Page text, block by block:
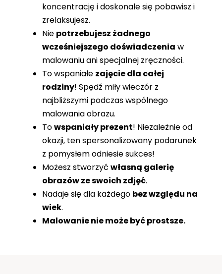
koncentrację i doskonale się pobawisz i
zrelaksujesz.
Nie potrzebujesz żadnego
wcześniejszego doświadczenia w
malowaniu ani specjalnej zręczności.
To wspaniałe zajęcie dla całej
rodziny! Spędź miły wieczór z
najbliższymi podczas wspólnego
malowania obrazu.
Towspaniały prezent! Niezależnie od
okazji, ten spersonalizowany podarunek
z pomysłem odniesie sukces!
Możesz stworzyć własną galerię
obrazów ze swoich zdjęć.
Nadaje się dla każdego bez względu na
wiek.
Malowanie nie może być prostsze.